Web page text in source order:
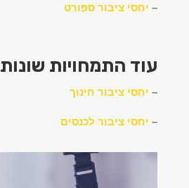
– יחסי ציבור ספורט
עוד התמחויות שונות
– יחסי ציבור חינוך
– יחסי ציבור לכנסים